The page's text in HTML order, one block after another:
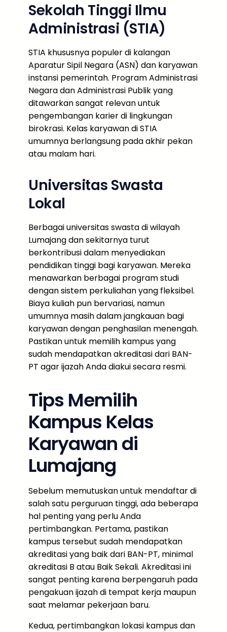
Sekolah Tinggi Ilmu
Administrasi (STIA)
STIA khususnya populer di kalangan
Aparatur Sipil Negara (ASN) dan karyawan
instansi pemerintah. Program Administrasi
Negara dan Administrasi Publik yang
ditawarkan sangat relevan untuk
pengembangan karier di lingkungan
birokrasi. Kelas karyawan di STIA
umumnya berlangsung pada akhir pekan
atau malam hari.
Universitas Swasta
Lokal
Berbagai universitas swasta di wilayah
Lumajang dan sekitarnya turut
berkontribusi dalam menyediakan
pendidikan tinggi bagi karyawan. Mereka
menawarkan berbagai program studi
dengan sistem perkuliahan yang fleksibel.
Biaya kuliah pun bervariasi, namun
umumnya masih dalam jangkauan bagi
karyawan dengan penghasilan menengah.
Pastikan untuk memilih kampus yang
sudah mendapatkan akreditasi dari BAN-
PT agar ijazah Anda diakui secara resmi.
Tips Memilih
Kampus Kelas
Karyawan di
Lumajang
Sebelum memutuskan untuk mendaftar di
salah satu perguruan tinggi, ada beberapa
hal penting yang perlu Anda
pertimbangkan. Pertama, pastikan
kampus tersebut sudah mendapatkan
akreditasi yang baik dari BAN-PT, minimal
akreditasi B atau Baik Sekali. Akreditasi ini
sangat penting karena berpengaruh pada
pengakuan ijazah di tempat kerja maupun
saat melamar pekerjaan baru.
Kedua, pertimbangkan lokasi kampus dan